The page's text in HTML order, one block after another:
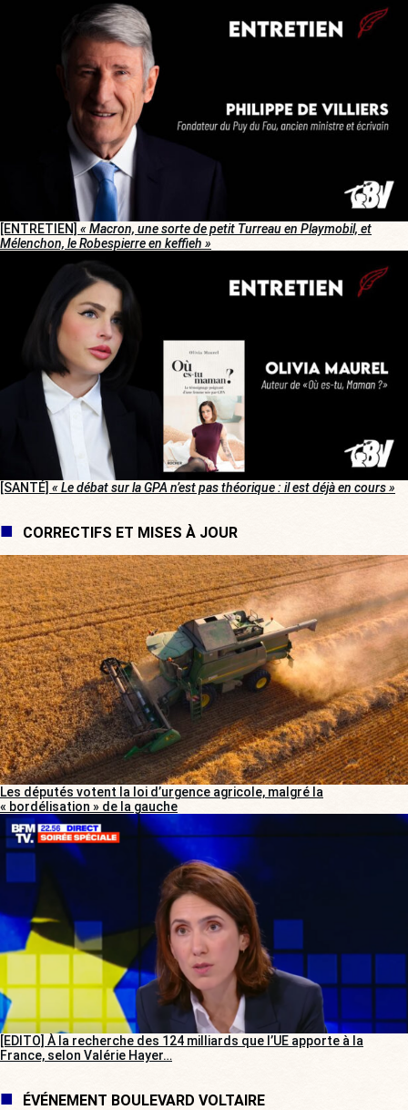
[ENTRETIEN] « Macron, une sorte de petit Turreau en Playmobil, et
Mélenchon, le Robespierre en keffieh »
[SANTÉ] « Le débat sur la GPA n’est pas théorique : il est déjà en cours »
CORRECTIFS ET MISES À JOUR
Les députés votent la loi d’urgence agricole, malgré la
« bordélisation » de la gauche
[EDITO] À la recherche des 124 milliards que l’UE apporte à la
France, selon Valérie Hayer…
ÉVÉNEMENT BOULEVARD VOLTAIRE